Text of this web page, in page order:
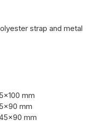
strap and metal
mm
mm
mm